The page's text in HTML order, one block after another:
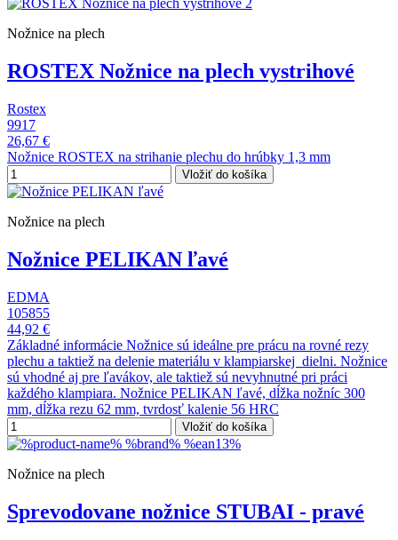
Nožnice na plech
ROSTEX Nožnice na plech vystrihové
Rostex
9917
26,67 €
Nožnice ROSTEX na strihanie plechu do hrúbky 1,3 mm
Vložiť do košíka
Nožnice na plech
Nožnice PELIKAN ľavé
EDMA
105855
44,92 €
Základné informácie Nožnice sú ideálne pre prácu na rovné rezy
plechu a taktiež na delenie materiálu v klampiarskej dielni. Nožnice
sú vhodné aj pre ľavákov, ale taktiež sú nevyhnutné pri práci
každého klampiara. Nožnice PELIKAN ľavé, dĺžka nožníc 300
mm, dĺžka rezu 62 mm, tvrdosť kalenie 56 HRC
Vložiť do košíka
Nožnice na plech
Sprevodovane nožnice STUBAI - pravé